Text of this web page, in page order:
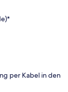
per Kabel in den